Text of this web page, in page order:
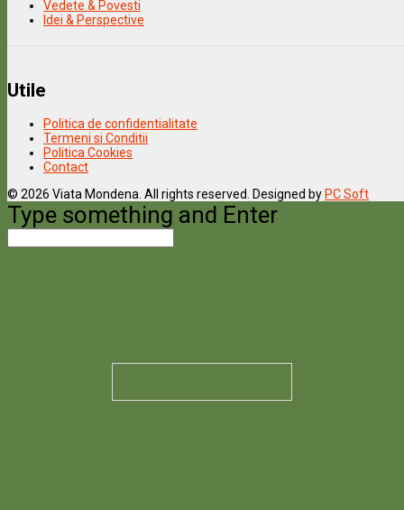
Vedete & Povesti
Idei & Perspective
Utile
Politica de confidentialitate
Termeni si Conditii
Politica Cookies
Contact
© 2026 Viata Mondena. All rights reserved. Designed by PC Soft
Type something and Enter